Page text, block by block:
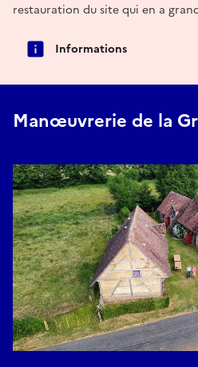
restauration du site qui en a
Informations
Manœuvrerie de la